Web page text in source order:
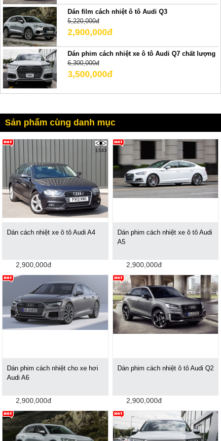
Dán film cách nhiệt ô tô Audi Q3
5,220,000đ
2,900,000đ
Dán phim cách nhiệt xe ô tô Audi Q7 chất lượng
6,300,000đ
3,500,000đ
Sản phẩm cùng danh mục
1343
Dán cách nhiệt xe ô tô Audi A4
2,900,000đ
Dán phim cách nhiệt xe ô tô Audi
A5
2,900,000đ
Dán phim cách nhiệt cho xe hơi
Audi A6
2,900,000đ
Dán phim cách nhiệt ô tô Audi Q2
2,900,000đ